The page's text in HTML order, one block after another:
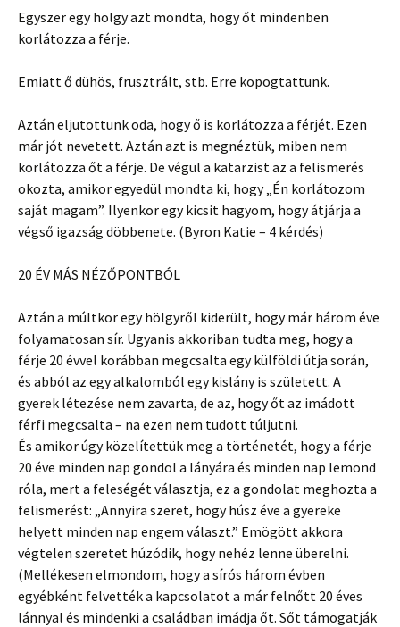
Egyszer egy hölgy azt mondta, hogy őt mindenben
korlátozza a férje.
Emiatt ő dühös, frusztrált, stb. Erre kopogtattunk.
Aztán eljutottunk oda, hogy ő is korlátozza a férjét. Ezen
már jót nevetett. Aztán azt is megnéztük, miben nem
korlátozza őt a férje. De végül a katarzist az a felismerés
okozta, amikor egyedül mondta ki, hogy „Én korlátozom
saját magam”. Ilyenkor egy kicsit hagyom, hogy átjárja a
végső igazság döbbenete. (Byron Katie – 4 kérdés)
20 ÉV MÁS NÉZŐPONTBÓL
Aztán a múltkor egy hölgyről kiderült, hogy már három éve
folyamatosan sír. Ugyanis akkoriban tudta meg, hogy a
férje 20 évvel korábban megcsalta egy külföldi útja során,
és abból az egy alkalomból egy kislány is született. A
gyerek létezése nem zavarta, de az, hogy őt az imádott
férfi megcsalta – na ezen nem tudott túljutni.
És amikor úgy közelítettük meg a történetét, hogy a férje
20 éve minden nap gondol a lányára és minden nap lemond
róla, mert a feleségét választja, ez a gondolat meghozta a
felismerést: „Annyira szeret, hogy húsz éve a gyereke
helyett minden nap engem választ.” Emögött akkora
végtelen szeretet húzódik, hogy nehéz lenne überelni.
(Mellékesen elmondom, hogy a sírós három évben
egyébként felvették a kapcsolatot a már felnőtt 20 éves
lánnyal és mindenki a családban imádja őt. Sőt támogatják